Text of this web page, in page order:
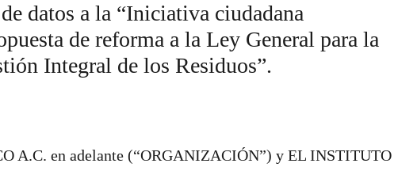
datos a la “Iniciativa ciudadana
de reforma a la Ley General para la
Integral de los Residuos”.
A.C. en adelante (“ORGANIZACIÓN”) y EL INSTITUTO